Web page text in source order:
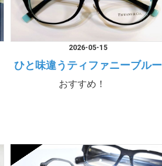
2026-05-15
ひと味違うティファニーブルー
おすすめ！